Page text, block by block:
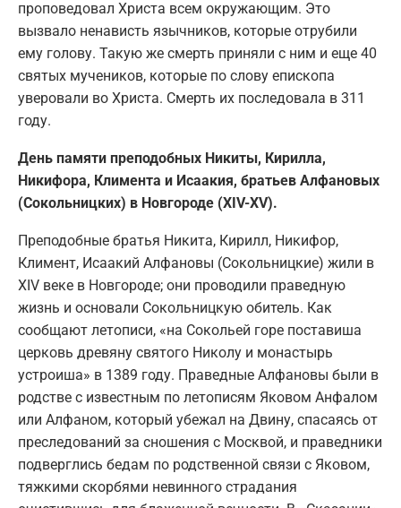
проповедовал Христа всем окружающим. Это
вызвало ненависть язычников, которые отрубили
ему голову. Такую же смерть приняли с ним и еще 40
святых мучеников, которые по слову епископа
уверовали во Христа. Смерть их последовала в 311
году.
День памяти преподобных Никиты, Кирилла,
Никифора, Климента и Исаакия, братьев Алфановых
(Сокольницких) в Новгороде (XIV-XV).
Преподобные братья Никита, Кирилл, Никифор,
Климент, Исаакий Алфановы (Сокольницкие) жили в
XIV веке в Новгороде; они проводили праведную
жизнь и основали Сокольницкую обитель. Как
сообщают летописи, «на Сокольей горе поставиша
церковь древяну святого Николу и монастырь
устроиша» в 1389 году. Праведные Алфановы были в
родстве с известным по летописям Яковом Анфалом
или Алфаном, который убежал на Двину, спасаясь от
преследований за сношения с Москвой, и праведники
подверглись бедам по родственной связи с Яковом,
тяжкими скорбями невинного страдания